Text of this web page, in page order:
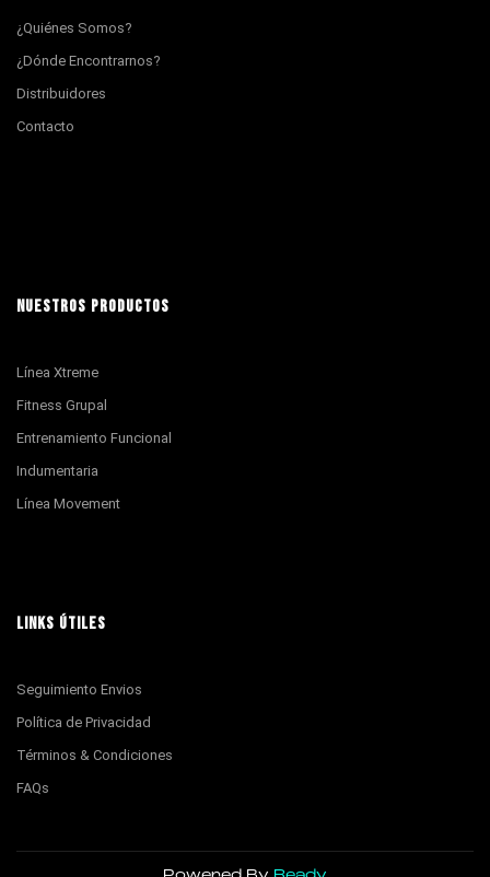
¿Quiénes Somos?
¿Dónde Encontrarnos?
Distribuidores
Contacto
NUESTROS PRODUCTOS
Línea Xtreme
Fitness Grupal
Entrenamiento Funcional
Indumentaria
Línea Movement
LINKS ÚTILES
Seguimiento Envios
Política de Privacidad
Términos & Condiciones
FAQs